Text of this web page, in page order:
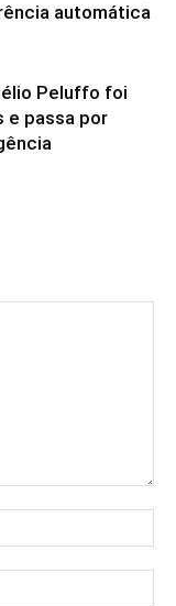
automática
Peluffo foi
e passa por